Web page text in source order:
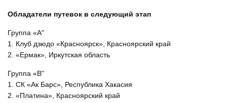
Обладатели путевок в следующий этап
Группа «А"
1. Клуб дзюдо «Красноярск», Красноярский край
2. «Ермак», Иркутская область
Группа «В"
1. СК «Ак Барс», Республика Хакасия
2. «Платина», Красноярский край